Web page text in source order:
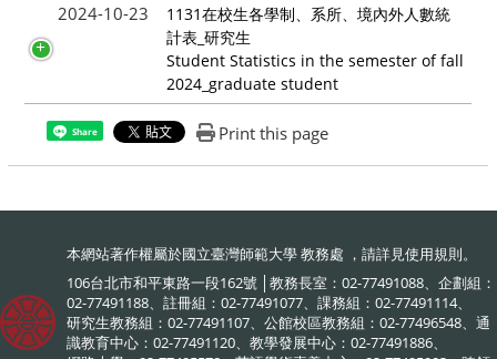
2024-10-23
1131在校生各學制、系所、境內外人數統
計表_研究生
Student Statistics in the semester of fall
2024_graduate student
Share Print this page
本網站著作權屬於國立臺灣師範大學 教務處 ，請詳見使用規則。
106台北市和平東路一段162號 │教務長室：02-77491088、企劃組：
02-77491188、註冊組：02-77491077、課務組：02-77491114、
研究生教務組：02-77491107、公館校區教務組：02-77496548、通
識教育中心：02-77491120、教學發展中心：02-77491886、